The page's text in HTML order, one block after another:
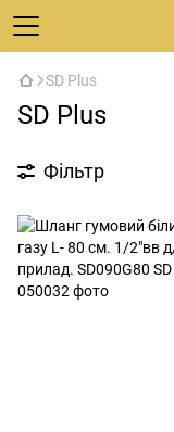
SD Plus
SD Plus
Фільтр